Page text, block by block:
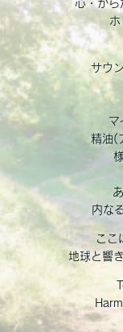
心・から
ホ
サウ
マ
精油(
内な
ここ
地球と響